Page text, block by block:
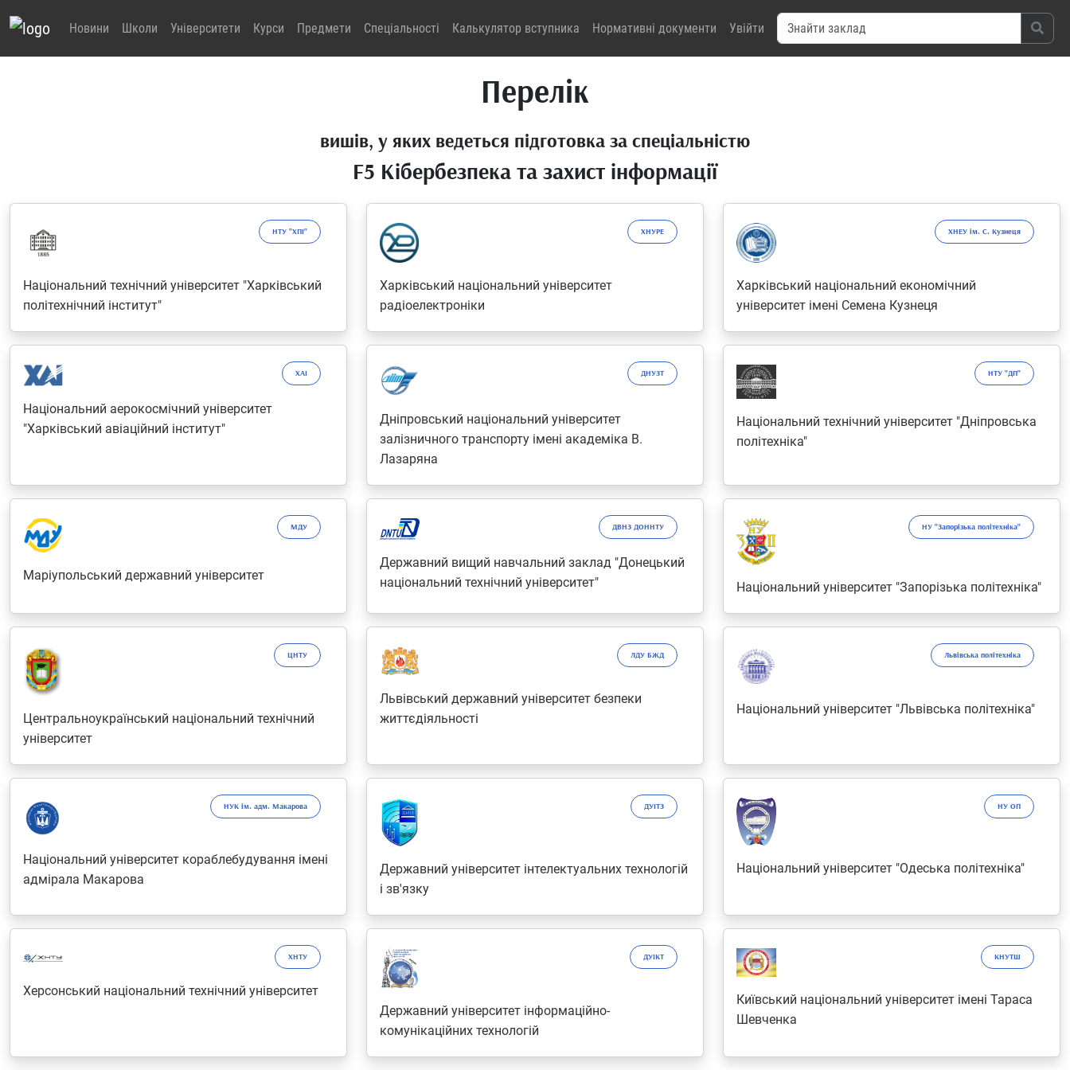
Новини Школи Університети Курси Предмети Спеціальності Калькулятор вступника Нормативні документи Увійти
Перелік
вишів, у яких ведеться підготовка за спеціальністю
F5 Кібербезпека та захист інформації
НТУ "ХПІ"
Національний технічний університет "Харківський
політехнічний iнститут"
ХНУРЕ
Харківський національний університет
радіоелектроніки
ХНЕУ ім. С. Кузнеця
Харківський національний економічний
університет імені Семена Кузнеця
ХАІ
Національний аерокосмічний університет
"Харківський авіаційний інститут"
ДНУЗТ
Дніпровський національний університет
залізничного транспорту імені академіка В.
Лазаряна
НТУ "ДП"
Національний технічний університет "Дніпровська
політехніка"
МДУ
Маріупольський державний університет
ДВНЗ ДОННТУ
Державний вищий навчальний заклад "Донецький
національний технічний університет"
НУ "Запорізька політехніка"
Національний університет "Запорізька політехніка"
ЦНТУ
Центральноукраїнський національний технічний
університет
ЛДУ БЖД
Львівський державний університет безпеки
життєдіяльності
Львівська політехніка
Національний університет "Львівська політехніка"
НУК ім. адм. Макарова
Національний університет кораблебудування імені
адмірала Макарова
ДУІТЗ
Державний університет інтелектуальних технологій
і зв'язку
НУ ОП
Національний університет "Одеська політехніка"
ХНТУ
Херсонський національний технічний університет
ДУІКТ
Державний університет інформаційно-
комунікаційних технологій
КНУТШ
Київський національний університет імені Тараса
Шевченка